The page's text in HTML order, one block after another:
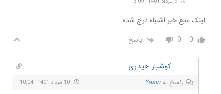
لینک منبع خبر اشتباه درج شده
0
0 پاسخ
کوشیار حیدری
پاسخ بهYasin